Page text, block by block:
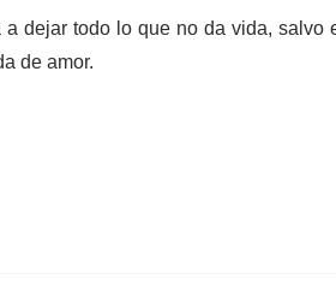
dejar todo lo que no da vida,
de amor.